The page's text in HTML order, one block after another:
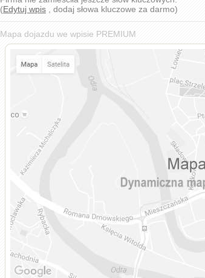
(Edytuj wpis , dodaj słowa kluczowe za darmo)
Mapa dojazdu we wpisie PREMIUM